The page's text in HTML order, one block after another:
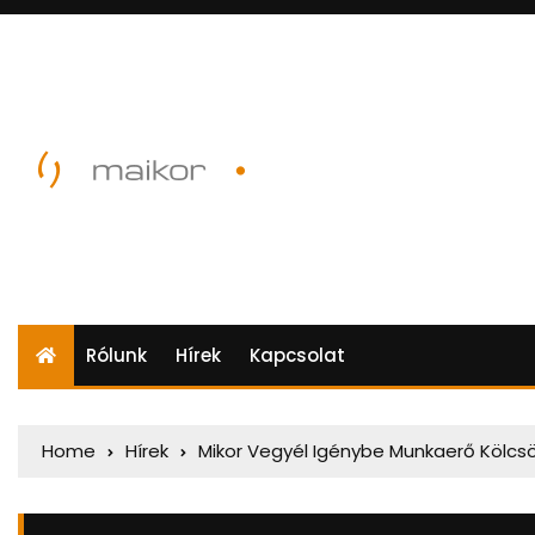
Rólunk Hírek Kapcsolat
Home Hírek Mikor Vegyél Igénybe Munkaerő